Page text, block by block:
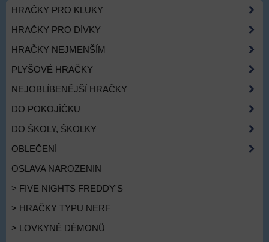
HRAČKY PRO KLUKY
HRAČKY PRO DÍVKY
HRAČKY NEJMENŠÍM
PLYŠOVÉ HRAČKY
NEJOBLÍBENĚJŠÍ HRAČKY
DO POKOJÍČKU
DO ŠKOLY, ŠKOLKY
OBLEČENÍ
OSLAVA NAROZENIN
> FIVE NIGHTS FREDDY'S
> HRAČKY TYPU NERF
> LOVKYNĚ DÉMONŮ